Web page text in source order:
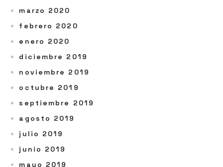
marzo 2020
febrero 2020
enero 2020
diciembre 2019
noviembre 2019
octubre 2019
septiembre 2019
agosto 2019
julio 2019
junio 2019
mayo 2019